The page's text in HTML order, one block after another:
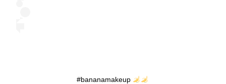
#bananamakeup